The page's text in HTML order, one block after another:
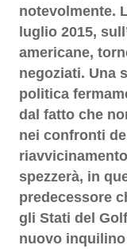
notevolmente.
luglio 2015,
americane,
negoziati. Una
politica
dal fatto che
nei confronti
spezzerà, in
predecessore
gli Stati del
nuovo